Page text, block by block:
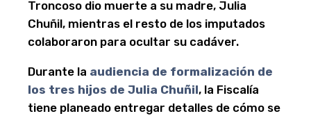
Troncoso dio muerte a su madre, Julia
Chuñil, mientras el resto de los imputados
colaboraron para ocultar su cadáver.
Durante la audiencia de formalización de
los tres hijos de Julia Chuñil, la Fiscalía
tiene planeado entregar detalles de cómo se